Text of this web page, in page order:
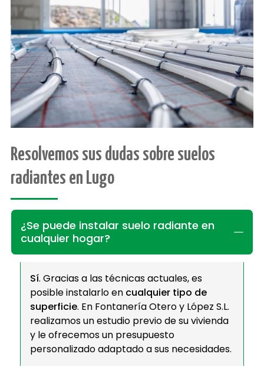
Resolvemos sus dudas sobre suelos
radiantes en Lugo
¿Se puede instalar suelo radiante en
cualquier hogar?
Sí. Gracias a las técnicas actuales, es
posible instalarlo en cualquier tipo de
superficie. En Fontanería Otero y López S.L.
realizamos un estudio previo de su vivienda
y le ofrecemos un presupuesto
personalizado adaptado a sus necesidades.